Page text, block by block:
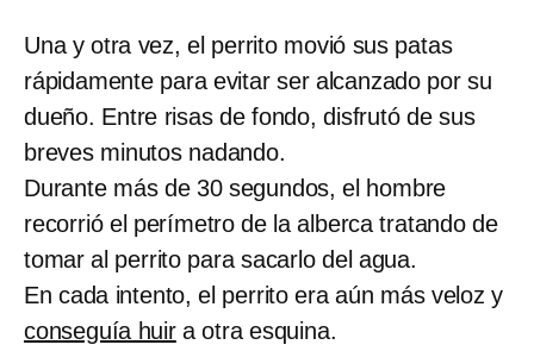
Una y otra vez, el perrito movió sus patas
rápidamente para evitar ser alcanzado por su
dueño. Entre risas de fondo, disfrutó de sus
breves minutos nadando.
Durante más de 30 segundos, el hombre
recorrió el perímetro de la alberca tratando de
tomar al perrito para sacarlo del agua.
En cada intento, el perrito era aún más veloz y
conseguía huira otra esquina.